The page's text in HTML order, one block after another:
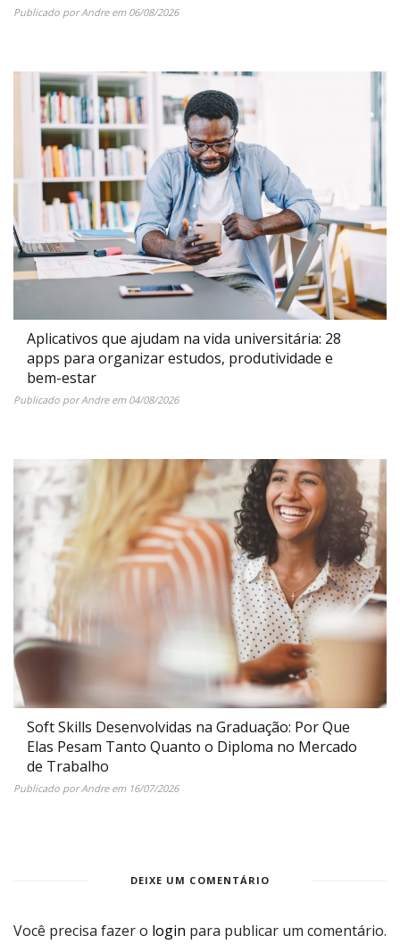
Publicado porAndreem 06/08/2026
Aplicativos que ajudam na vida universitária: 28
apps para organizar estudos, produtividade e
bem-estar
Publicado porAndreem 04/08/2026
Soft Skills Desenvolvidas na Graduação: Por Que
Elas Pesam Tanto Quanto o Diploma no Mercado
de Trabalho
Publicado porAndreem 16/07/2026
DEIXE UM COMENTÁRIO
Você precisa fazer o login para publicar um comentário.